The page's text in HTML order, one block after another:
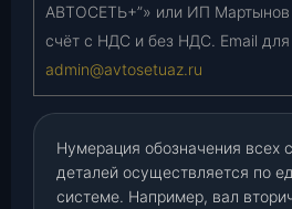
АВТОСЕТЬ+”» или ИП
счёт с НДС и без НДС. Email для
admin@avtosetuaz.ru
Нумерация обозначения всех
деталей осуществляется по
системе. Например, вал